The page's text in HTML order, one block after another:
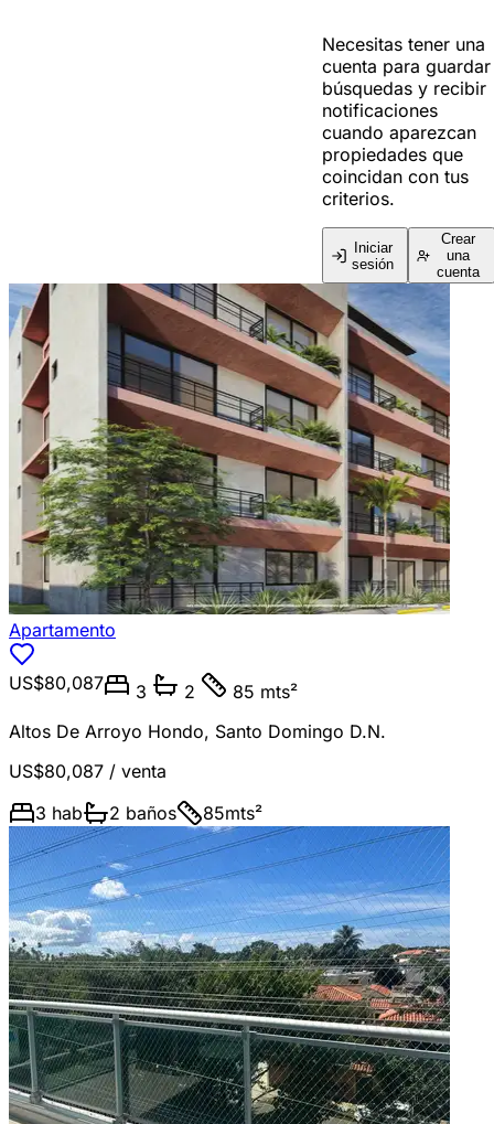
Necesitas tener una
cuenta para guardar
búsquedas y recibir
notificaciones
cuando aparezcan
propiedades que
coincidan con tus
criterios.
Iniciar
sesión
Crear
una
cuenta
Apartamento
US$80,087 3 2
85 mts²
Altos De Arroyo Hondo, Santo Domingo D.N.
US$80,087 / venta
3 hab 2 baños 85mts²